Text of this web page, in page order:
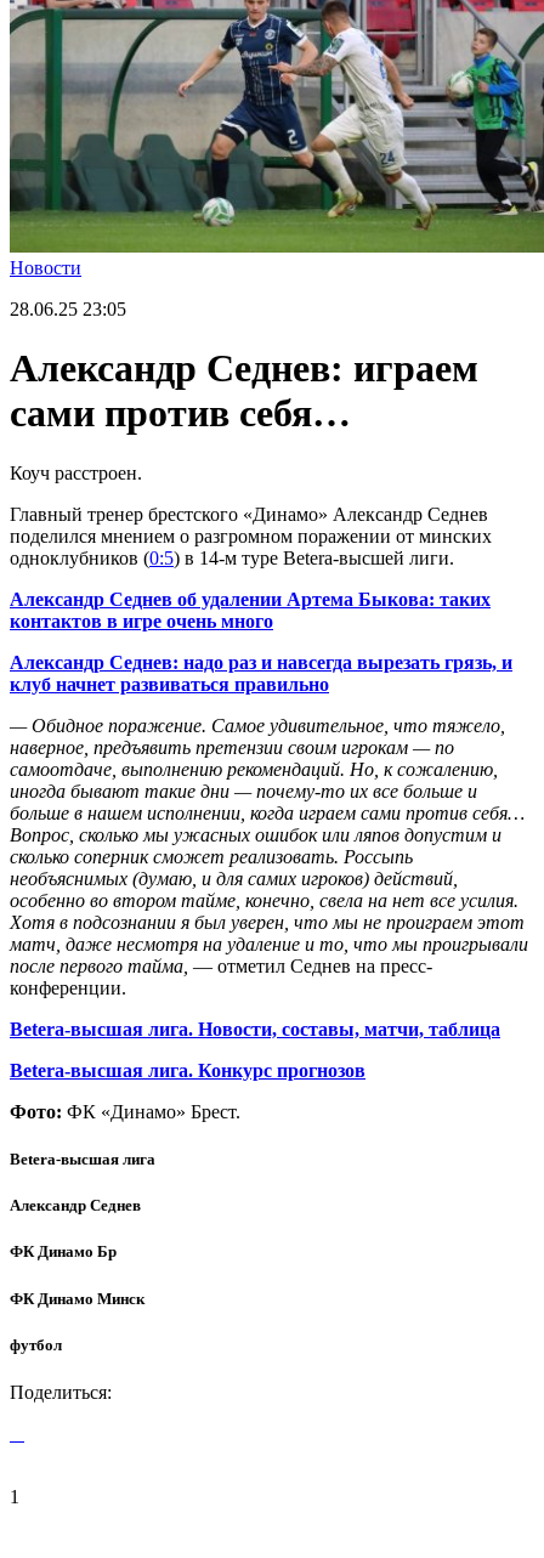
Новости
28.06.25 23:05
Александр Седнев: играем
сами против себя…
Коуч расстроен.
Главный тренер брестского «Динамо» Александр Седнев
поделился мнением о разгромном поражении от минских
одноклубников (0:5) в 14-м туре Betera-высшей лиги.
Александр Седнев об удалении Артема Быкова: таких
контактов в игре очень много
Александр Седнев: надо раз и навсегда вырезать грязь, и
клуб начнет развиваться правильно
— Обидное поражение. Самое удивительное, что тяжело,
наверное, предъявить претензии своим игрокам — по
самоотдаче, выполнению рекомендаций. Но, к сожалению,
иногда бывают такие дни — почему-то их все больше и
больше в нашем исполнении, когда играем сами против себя…
Вопрос, сколько мы ужасных ошибок или ляпов допустим и
сколько соперник сможет реализовать. Россыпь
необъяснимых (думаю, и для самих игроков) действий,
особенно во втором тайме, конечно, свела на нет все усилия.
Хотя в подсознании я был уверен, что мы не проиграем этот
матч, даже несмотря на удаление и то, что мы проигрывали
после первого тайма, — отметил Седнев на пресс-
конференции.
Betera-высшая лига. Новости, составы, матчи, таблица
Betera-высшая лига. Конкурс прогнозов
Фото: ФК «Динамо» Брест.
Betera-высшая лига
Александр Седнев
ФК Динамо Бр
ФК Динамо Минск
футбол
Поделиться:
1